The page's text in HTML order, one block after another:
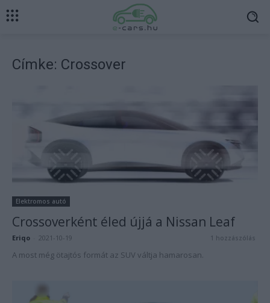
Címke: Crossover
Elektromos autó
Crossoverként éled újjá a Nissan Leaf
Eriqo 2021-10-19 1 hozzászólás
A most még ötajtós formát az SUV váltja hamarosan.